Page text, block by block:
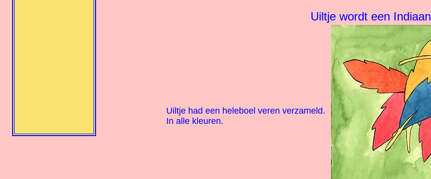
Uiltje wordt een Indiaan
Uiltje had een heleboel veren verzameld.
In alle kleuren.